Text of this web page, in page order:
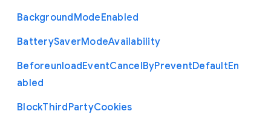
BackgroundModeEnabled
BatterySaverModeAvailability
BeforeunloadEventCancelByPreventDefaultEn
abled
BlockThirdPartyCookies